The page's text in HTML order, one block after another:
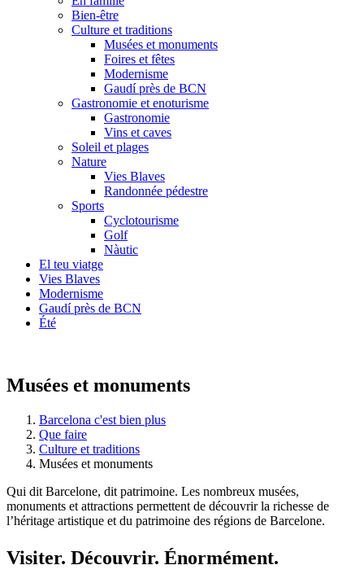
Bien-être
Culture et traditions
Musées et monuments
Foires et fêtes
Modernisme
Gaudí près de BCN
Gastronomie et enoturisme
Gastronomie
Vins et caves
Soleil et plages
Nature
Vies Blaves
Randonnée pédestre
Sports
Cyclotourisme
Golf
Nàutic
El teu viatge
Vies Blaves
Modernisme
Gaudí près de BCN
Été
Musées et monuments
Barcelona c'est bien plus
Que faire
Culture et traditions
Musées et monuments
Qui dit Barcelone, dit patrimoine. Les nombreux musées,
monuments et attractions permettent de découvrir la richesse de
l’héritage artistique et du patrimoine des régions de Barcelone.
Visiter. Découvrir. Énormément.